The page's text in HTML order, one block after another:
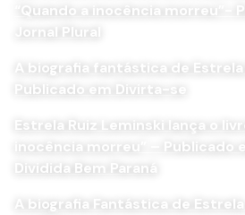
“Quando a inocência morreu”-
Jornal Plural
A biografia fantástica de Estrela
Publicado em Divirta-se
Estrela Ruiz Leminski lança o
inocência morreu” – Publicado
Dividida Bem Paraná
A biografia Fantástica de